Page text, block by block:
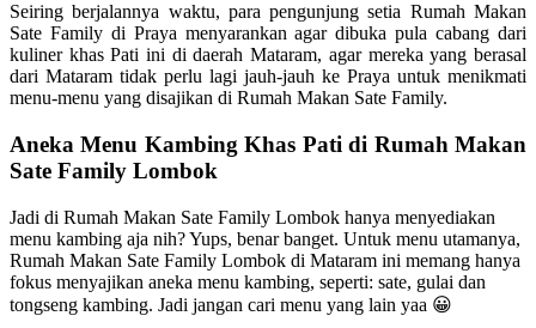
Seiring berjalannya waktu, para pengunjung setia Rumah Makan
Sate Family di Praya menyarankan agar dibuka pula cabang dari
kuliner khas Pati ini di daerah Mataram, agar mereka yang berasal
dari Mataram tidak perlu lagi jauh-jauh ke Praya untuk menikmati
menu-menu yang disajikan di Rumah Makan Sate Family.
Aneka Menu Kambing Khas Pati di Rumah Makan
Sate Family Lombok
Jadi di Rumah Makan Sate Family Lombok hanya menyediakan
menu kambing aja nih? Yups, benar banget. Untuk menu utamanya,
Rumah Makan Sate Family Lombok di Mataram ini memang hanya
fokus menyajikan aneka menu kambing, seperti: sate, gulai dan
tongseng kambing. Jadi jangan cari menu yang lain yaa 😀